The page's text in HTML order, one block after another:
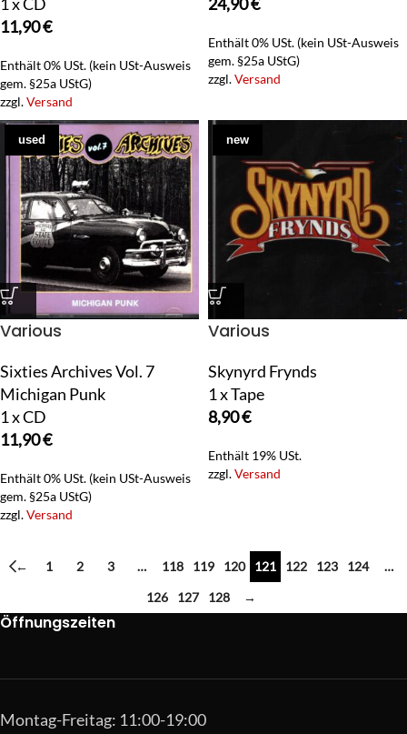
11,90€
Enthält 0% USt. (kein USt-Ausweis
gem. §25a UStG)
zzgl.Versand
Enthält 0% USt. (kein USt-Ausweis
gem. §25a UStG)
zzgl.Versand
used
Various
Sixties Archives Vol. 7
Michigan Punk
1 x CD
11,90€
Enthält 0% USt. (kein USt-Ausweis
gem. §25a UStG)
zzgl.Versand
new
Various
Skynyrd Frynds
1 x Tape
8,90€
Enthält 19% USt.
zzgl.Versand
← 1 2 3 … 118 119 120 121 122 123 124
…
126
127 128 →
Öffnungszeiten
Montag-Freitag: 11:00-19:00